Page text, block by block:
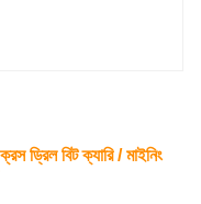
ড্রিল বিট ক্যারি / মাইনিং